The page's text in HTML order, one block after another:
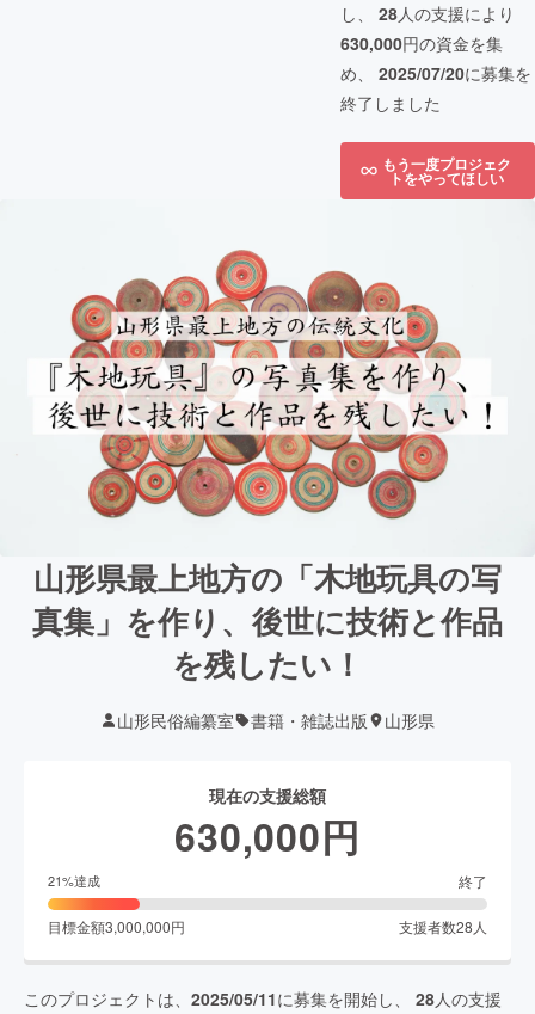
し、 28人の支援により
630,000円の資金を集
め、 2025/07/20に募集を
終了しました
もう一度プロジェク
トをやってほしい
山形県最上地方の「木地玩具の写
真集」を作り、後世に技術と作品
を残したい！
山形民俗編纂室 書籍・雑誌出版 山形県
現在の支援総額
630,000円
21%達成 終了
目標金額3,000,000円 支援者数28 人
このプロジェクトは、 2025/05/11に募集を開始し、 28人の支援